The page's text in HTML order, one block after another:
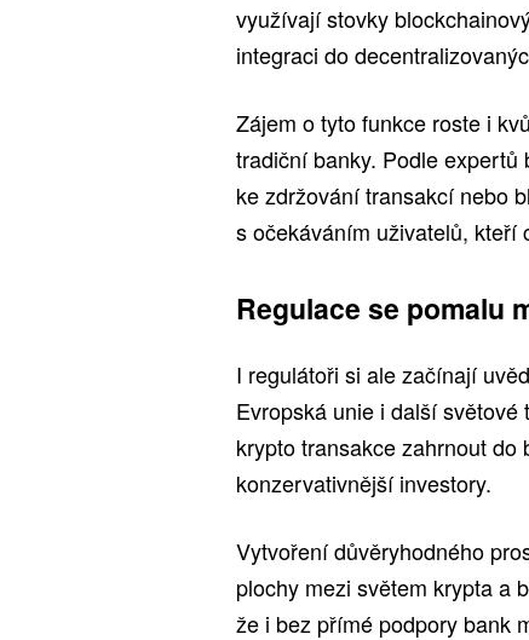
využívají stovky
integraci do
Zájem o tyto funkce roste i
tradiční banky. Podle
ke zdržování transakcí nebo
s očekáváním uživatelů, kteří
Regulace se pomalu
I regulátoři si ale začínají
Evropská unie i další světové
krypto transakce zahrnout do
konzervativnější investory.
Vytvoření důvěryhodného
plochy mezi světem krypta a
že i bez přímé podpory bank